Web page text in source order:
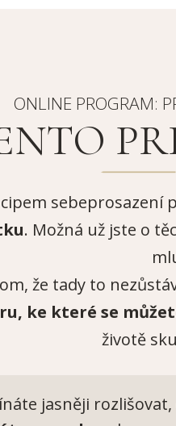
ONLINE PROGRAM:
sebeprosazení
. Možná už jste o
že tady to
ke které se
životě
jasněji rozlišovat,